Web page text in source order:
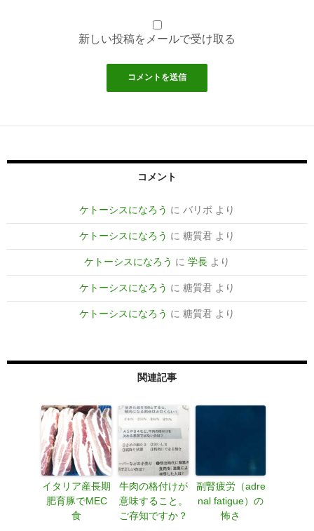
新しい投稿をメールで受け取る
コメント
ケトーシスになろう に バリボ より
ケトーシスになろう に 糖質君 より
ケトーシスになろう に 学長 より
ケトーシスになろう に 糖質君 より
ケトーシスになろう に 糖質君 より
関連記事
イタリア産長期
肥育豚でMEC
食
牛肉の格付けが
意味すること。
ご存知ですか？
副腎疲労（adre
nal fatigue）の
怖さ